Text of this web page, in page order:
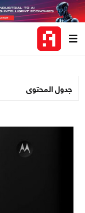
جدول المحتوى